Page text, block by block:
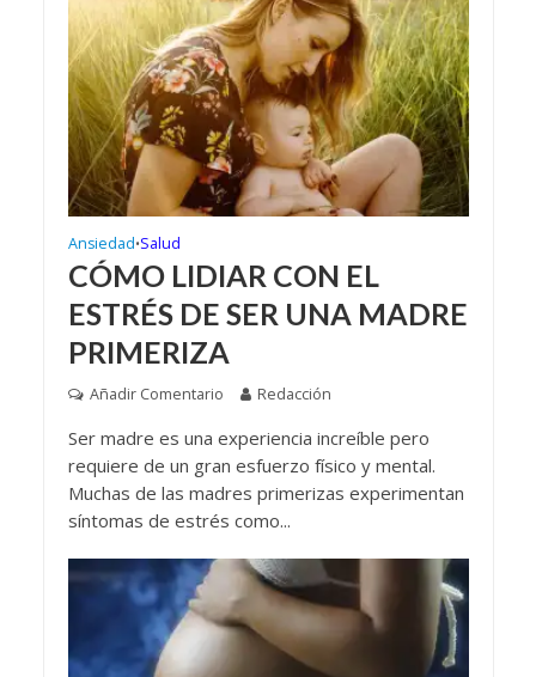
Ansiedad•Salud
CÓMO LIDIAR CON EL
ESTRÉS DE SER UNA MADRE
PRIMERIZA
Añadir Comentario Redacción
Ser madre es una experiencia increíble pero
requiere de un gran esfuerzo físico y mental.
Muchas de las madres primerizas experimentan
síntomas de estrés como...